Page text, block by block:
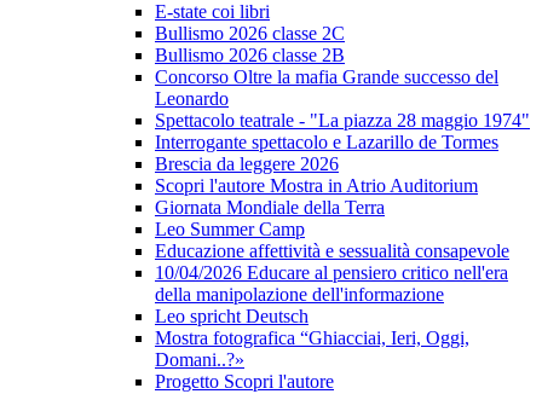
E-state coi libri
Bullismo 2026 classe 2C
Bullismo 2026 classe 2B
Concorso Oltre la mafia Grande successo del
Leonardo
Spettacolo teatrale - "La piazza 28 maggio 1974"
Interrogante spettacolo e Lazarillo de Tormes
Brescia da leggere 2026
Scopri l'autore Mostra in Atrio Auditorium
Giornata Mondiale della Terra
Leo Summer Camp
Educazione affettività e sessualità consapevole
10/04/2026 Educare al pensiero critico nell'era
della manipolazione dell'informazione
Leo spricht Deutsch
Mostra fotografica “Ghiacciai, Ieri, Oggi,
Domani..?»
Progetto Scopri l'autore